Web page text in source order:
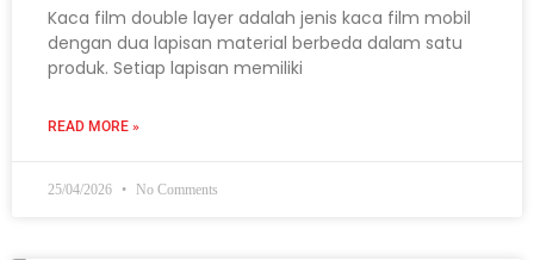
Kaca film double layer adalah jenis kaca film mobil
dengan dua lapisan material berbeda dalam satu
produk. Setiap lapisan memiliki
READ MORE »
25/04/2026 No Comments